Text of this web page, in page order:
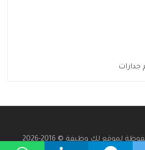
لموقع لك وظيفة © 2016-2026